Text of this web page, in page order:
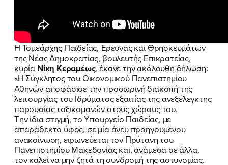
ΠΟΙΑ ΕΙΜΑΙ
ΕΡΓΟ
ΕΚΔΗΛΩΣΕΙΣ
ΝΕΑ
ΕΛΑ ΚΙ ΕΣΥ
Η Τομεάρχης Παιδείας, Έρευνας και Θρησκευμάτων
της Νέας Δημοκρατίας, βουλευτής Επικρατείας,
κυρία Νίκη Κεραμέως, έκανε την ακόλουθη δήλωση:
«Η Σύγκλητος του Οικονομικού Πανεπιστημίου
Αθηνών αποφάσισε την προσωρινή διακοπή της
λειτουργίας του Ιδρύματος εξαιτίας της ανεξέλεγκτης
παρουσίας τοξικομανών στους χώρους του.
Την ίδια στιγμή, το Υπουργείο Παιδείας, με
απαράδεκτο ύφος, σε μία άνευ προηγουμένου
ανακοίνωση, ειρωνεύεται τον Πρύτανη του
Πανεπιστημίου Μακεδονίας και, ανάμεσα σε άλλα,
τον καλεί να μην ζητά τη συνδρομή της αστυνομίας.